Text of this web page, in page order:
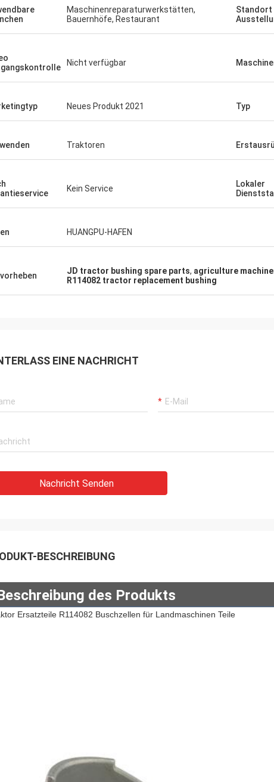
Maschinenreparaturwerkstätten,
Bauernhöfe, Restaurant
Standort
Nicht verfügbar
Neues Produkt 2021 Typ
Traktoren
Kein Service
Lokaler
HUANGPU-HAFEN
JD tractor bushing spare parts, agriculture
R114082 tractor replacement bushing
EINE NACHRICHT
Nachricht Senden
BESCHREIBUNG
des Produkts
Ersatzteile R114082 Buschzellen für Landmaschinen Teile